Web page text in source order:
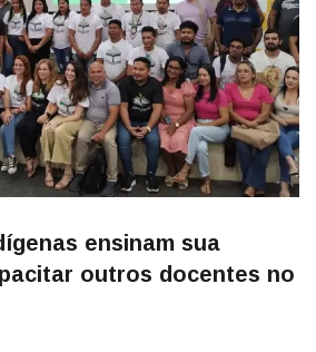
ensinam sua
outros docentes no